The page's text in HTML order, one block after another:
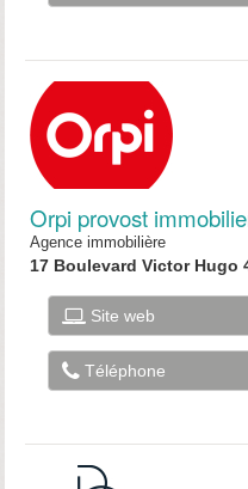
Orpi provost
Agence immobilière
17 Boulevard Victor Hugo
Site web
Téléphone